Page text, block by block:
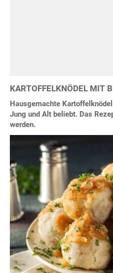
KARTOFFELKNÖDEL MIT
Hausgemachte
Jung und Alt beliebt. Das
werden.